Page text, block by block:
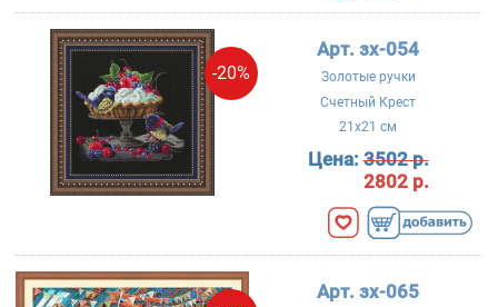
-20%
Арт. зх-054
Золотые ручки
Счетный Крест
21x21 см
Цена:3502 р.
2802 р.
Арт. зх-065